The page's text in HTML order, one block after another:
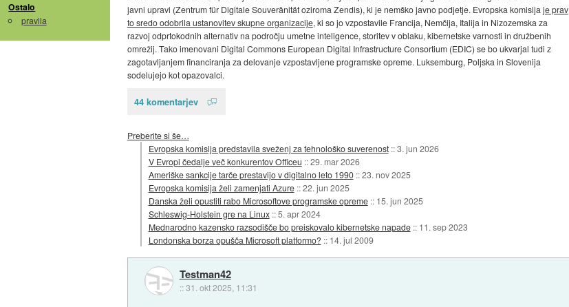
Ostalo
pravila
javni upravi (Zentrum für Digitale Souveränität oziroma Zendis), ki je nemško javno podjetje. Evropska komisija je prav
to sredo odobrila ustanovitev skupne organizacije, ki so jo vzpostavile Francija, Nemčija, Italija in Nizozemska za
razvoj odprtokodnih alternativ na področju umetne inteligence, storitev v oblaku, kibernetske varnosti in družbenih
omrežij. Tako imenovani Digital Commons European Digital Infrastructure Consortium (EDIC) se bo ukvarjal tudi z
zagotavljanjem financiranja za delovanje vzpostavljene programske opreme. Luksemburg, Poljska in Slovenija
sodelujejo kot opazovalci.
44 komentarjev
Preberite si še…
Evropska komisija predstavila sveženj za tehnološko suverenost ::3. jun 2026
V Evropi čedalje več konkurentov Officeu ::29. mar 2026
Ameriške sankcije tarče prestavijo v digitalno leto 1990 ::23. nov 2025
Evropska komisija želi zamenjati Azure ::22. jun 2025
Danska želi opustiti rabo Microsoftove programske opreme :: 15. jun 2025
Schleswig-Holstein gre na Linux ::5. apr 2024
Mednarodno kazensko razsodišče bo preiskovalo kibernetske napade :: 11. sep 2023
Londonska borza opušča Microsoft platformo? :: 14. jul 2009
Testman42
::31. okt 2025, 11:31